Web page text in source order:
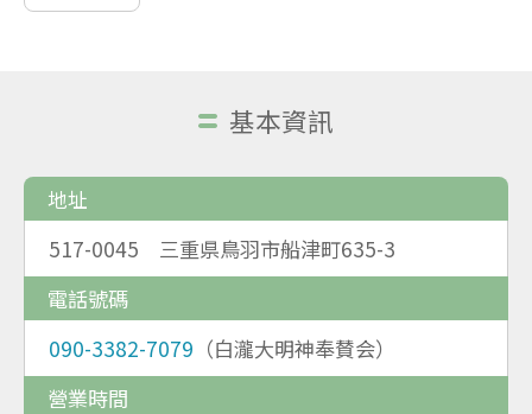
基本資訊
地址
517-0045 三重県鳥羽市船津町635-3
電話號碼
090-3382-7079 （白瀧大明神奉賛会）
營業時間